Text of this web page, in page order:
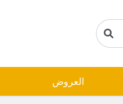
العروض